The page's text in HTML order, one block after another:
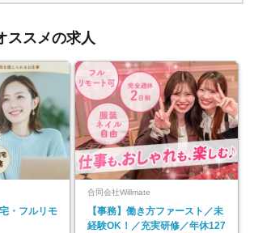
ススメの求人
・フルリモ
合同会社Willmate
【事務】働き方ファースト／未
経験OK！／充実研修／年休127